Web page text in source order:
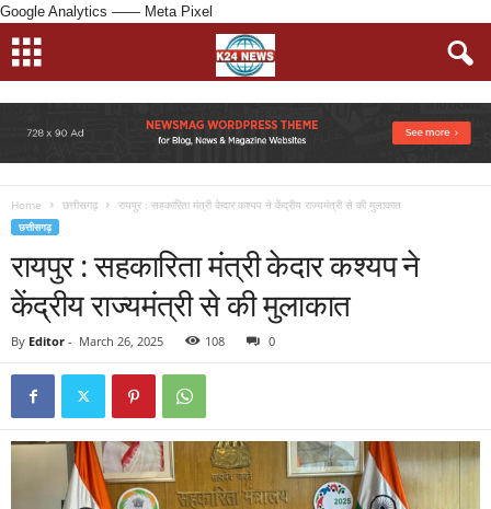
Google Analytics —— Meta Pixel
Home छत्तीसगढ़ रायपुर : सहकारिता मंत्री केदार कश्यप ने केंद्रीय राज्यमंत्री से की मुलाकात
छत्तीसगढ़
रायपुर : सहकारिता मंत्री केदार कश्यप ने
केंद्रीय राज्यमंत्री से की मुलाकात
By Editor - March 26, 2025 108 0